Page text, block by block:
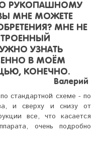
РУКОПАШНОМУ
МНЕ МОЖЕТЕ
МНЕ НЕ
УЗНАТЬ
В МОЁМ
КОНЕЧНО.
Валерий
стандартной схеме - по
и сверху и снизу от
все, что касается
очень подробно